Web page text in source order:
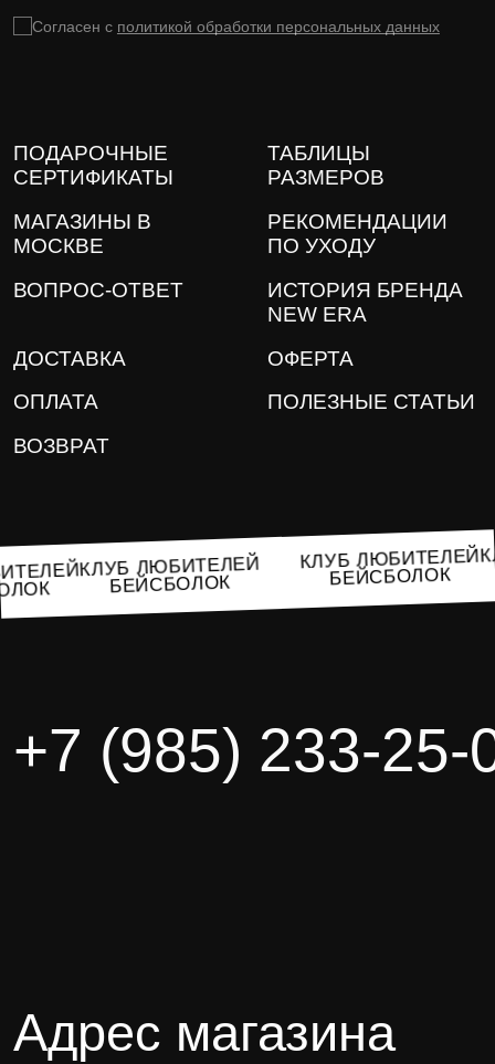
Согласен с политикой обработки персональных данных
ПОДАРОЧНЫЕ
СЕРТИФИКАТЫ
ТАБЛИЦЫ
РАЗМЕРОВ
МАГАЗИНЫ В
МОСКВЕ
РЕКОМЕНДАЦИИ
ПО УХОДУ
ВОПРОС-ОТВЕТ
ИСТОРИЯ БРЕНДА
NEW ERA
ДОСТАВКА
ОФЕРТА
ОПЛАТА
ПОЛЕЗНЫЕ СТАТЬИ
ВОЗВРАТ
КЛУБ ЛЮБИТЕЛЕЙ
БЕЙСБОЛОК
КЛУБ
БЕЙСБОЛОК
+7 (985) 233-25-
Адрес магазина